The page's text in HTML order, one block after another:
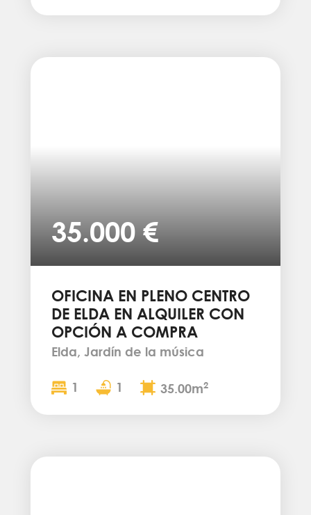
35.000 €
OFICINA EN PLENO CENTRO
DE ELDA EN ALQUILER CON
OPCIÓN A COMPRA
Elda, Jardín de la música
1 1 35.00m2